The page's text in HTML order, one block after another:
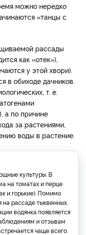
можно нередко
«танцы с
рассады
как «отек»),
у этой хвори).
в обиходе дачников.
т. е.
а по причине
за растениями,
воды в растение.
культуры. В
на томатах и перце
и горькие). Помимо
на рассаде тыквенных,
водянка появляется
и отзывам
чаще всего.